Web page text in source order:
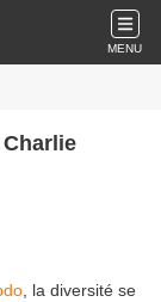
MENU
, la diversité se